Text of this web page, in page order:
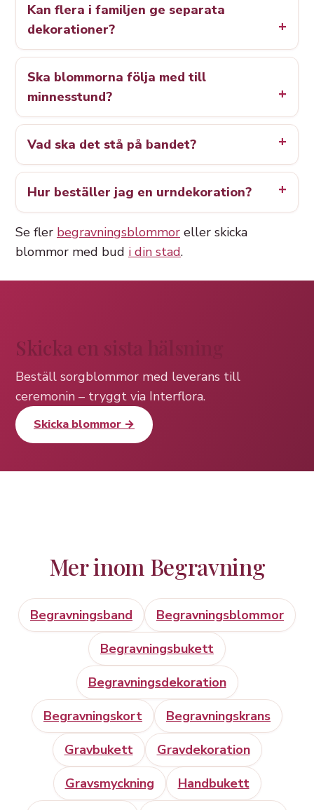
Kan flera i familjen ge separata
dekorationer?
Ska blommorna följa med till
minnesstund?
Vad ska det stå på bandet?
Hur beställer jag en urndekoration?
Se fler begravningsblommor eller skicka
blommor med bud i din stad.
Skicka en sista hälsning
Beställ sorgblommor med leverans till
ceremonin – tryggt via Interflora.
Skicka blommor →
Mer inom Begravning
Begravningsband
Begravningsblommor
Begravningsbukett
Begravningsdekoration
Begravningskort
Begravningskrans
Gravbukett
Gravdekoration
Gravsmyckning
Handbukett